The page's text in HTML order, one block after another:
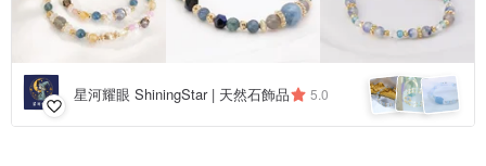
星河耀眼 ShiningStar | 天然石飾品 5.0